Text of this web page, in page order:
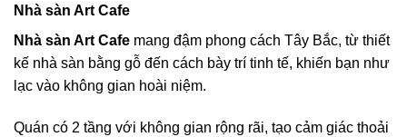
Nhà sàn Art Cafe
Nhà sàn Art Cafe mang đậm phong cách Tây Bắc, từ thiết
kế nhà sàn bằng gỗ đến cách bày trí tinh tế, khiến bạn như
lạc vào không gian hoài niệm.
Quán có 2 tầng với không gian rộng rãi, tạo cảm giác thoải